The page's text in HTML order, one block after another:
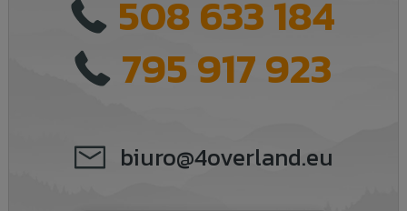
508 633 184
795 917 923
biuro@4overland.eu